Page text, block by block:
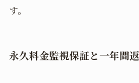
す。
永久料金監視保証と一年間